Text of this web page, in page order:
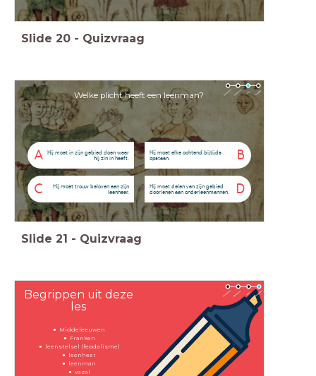
Slide 20 - Quizvraag
Welke plicht heeft een leenman?
A
Hij moet in zijn gebied doen waar
hij zin in heeft.
B
Hij moet elke ochtend bijtijds
opstaan.
C
Hij moet trouw beloven aan zijn
leenheer.
D
Hij moet delen van zijn gebied
doorlenen aan onderleenmannen.
Slide 21 - Quizvraag
Begrippen uit deze
les
Middeleeuwen
Franken
leenstelsel (feodalisme)
leenheer
leenman
vazal